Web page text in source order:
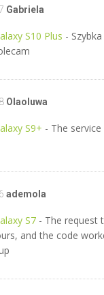
Gabriela
S10 Plus -
Olaoluwa
S9+ - The
ademola
S7 - The request
and the code